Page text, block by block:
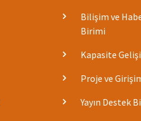
Bilişim ve
Birimi
Kapasite
Proje ve
Yayın Destek